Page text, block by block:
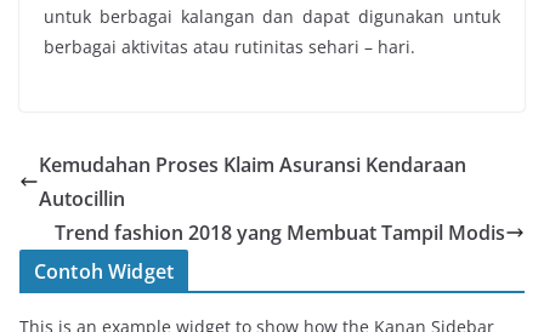
untuk berbagai kalangan dan dapat digunakan untuk
berbagai aktivitas atau rutinitas sehari – hari.
Kemudahan Proses Klaim Asuransi Kendaraan
Autocillin
Trend fashion 2018 yang Membuat Tampil Modis
Contoh Widget
This is an example widget to show how the Kanan Sidebar